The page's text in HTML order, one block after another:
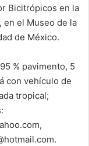
Bicitrópicos en la
en el Museo de la
de México.
% pavimento, 5
con vehículo de
tropical;